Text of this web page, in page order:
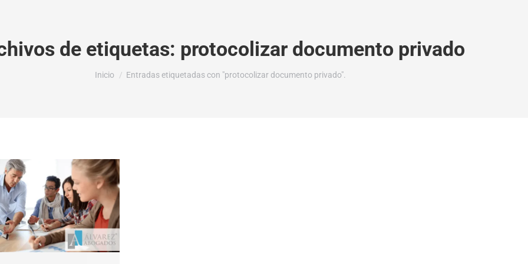
de etiquetas: protocolizar documento privado
Estás aquí:
Inicio Entradas etiquetadas con "protocolizar documento privado".